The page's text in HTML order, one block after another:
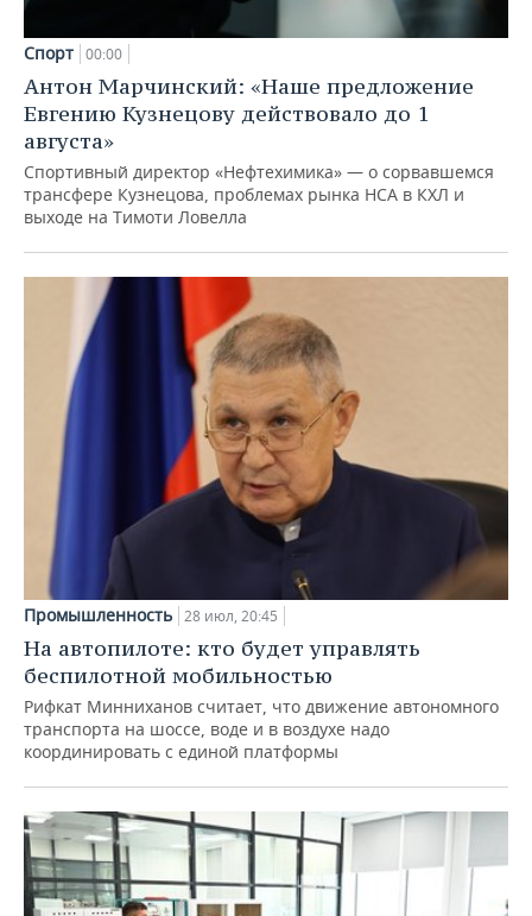
Спорт 00:00
Антон Марчинский: «Наше предложение
Евгению Кузнецову действовало до 1
августа»
Спортивный директор «Нефтехимика» — о сорвавшемся
трансфере Кузнецова, проблемах рынка НСА в КХЛ и
выходе на Тимоти Ловелла
Промышленность 28 июл, 20:45
На автопилоте: кто будет управлять
беспилотной мобильностью
Рифкат Минниханов считает, что движение автономного
транспорта на шоссе, воде и в воздухе надо
координировать с единой платформы